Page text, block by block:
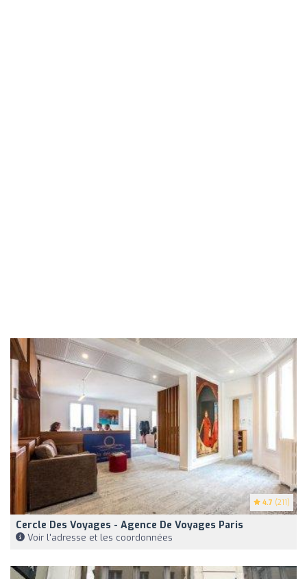
4.7 (211)
Cercle Des Voyages - Agence De Voyages Paris
Voir l'adresse et les coordonnées